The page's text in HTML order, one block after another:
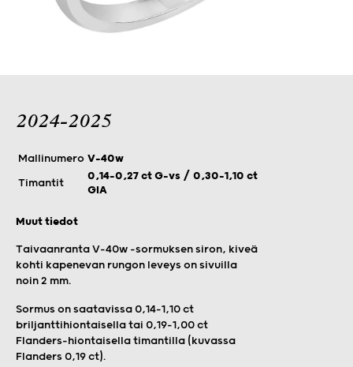
2024-2025
Mallinumero V-40w
Timantit
0,14–0,27 ct G-vs / 0,30–1,10 ct
GIA
Muut tiedot
Taivaanranta V-40w -sormuksen siron, kiveä
kohti kapenevan rungon leveys on sivuilla
noin 2 mm.
Sormus on saatavissa 0,14–1,10 ct
briljanttihiontaisella tai 0,19–1,00 ct
Flanders-hiontaisella timantilla (kuvassa
Flanders 0,19 ct).